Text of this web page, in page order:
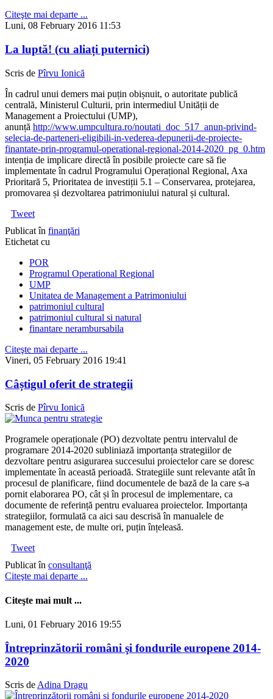
Citeşte mai departe ...
Luni, 08 February 2016 11:53
La luptă! (cu aliați puternici)
Scris de Pîrvu Ionică
În cadrul unui demers mai puțin obișnuit, o autoritate publică
centrală, Ministerul Culturii, prin intermediul Unității de
Management a Proiectului (UMP),
anunță http://www.umpcultura.ro/noutati_doc_517_anun-privind-
selecia-de-parteneri-eligibili-in-vederea-depunerii-de-proiecte-
finantate-prin-programul-operational-regional-2014-2020_pg_0.htm
intenția de implicare directă în posibile proiecte care să fie
implementate în cadrul Programului Operațional Regional, Axa
Prioritară 5, Prioritatea de investiții 5.1 – Conservarea, protejarea,
promovarea și dezvoltarea patrimoniului natural și cultural.
Tweet
Publicat în finanţări
Etichetat cu
POR
Programul Operational Regional
UMP
Unitatea de Management a Patrimoniului
patrimoniul cultural
patrimoniul cultural si natural
finantare nerambursabila
Citeşte mai departe ...
Vineri, 05 February 2016 19:41
Câștigul oferit de strategii
Scris de Pîrvu Ionică
Programele operaționale (PO) dezvoltate pentru intervalul de
programare 2014-2020 subliniază importanța strategiilor de
dezvoltare pentru asigurarea succesului proiectelor care se doresc
implementate în această perioadă. Strategiile sunt relevante atât în
procesul de planificare, fiind documentele de bază de la care s-a
pornit elaborarea PO, cât și în procesul de implementare, ca
documente de referință pentru evaluarea proiectelor. Importanța
strategiilor, formulată ca aici sau descrisă în manualele de
management este, de multe ori, puțin înțeleasă.
Tweet
Publicat în consultanţă
Citeşte mai departe ...
Citeşte mai mult ...
Luni, 01 February 2016 19:55
Întreprinzătorii români şi fondurile europene 2014-
2020
Scris de Adina Dragu